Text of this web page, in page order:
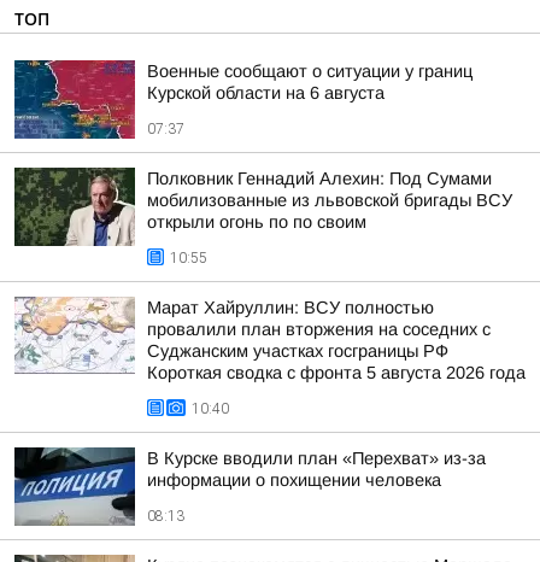
ТОП
Военные сообщают о ситуации у границ
Курской области на 6 августа
07:37
Полковник Геннадий Алехин: Под Сумами
мобилизованные из львовской бригады ВСУ
открыли огонь по по своим
10:55
Марат Хайруллин: ВСУ полностью
провалили план вторжения на соседних с
Суджанским участках госграницы РФ
Короткая сводка с фронта 5 августа 2026 года
10:40
В Курске вводили план «Перехват» из-за
информации о похищении человека
08:13